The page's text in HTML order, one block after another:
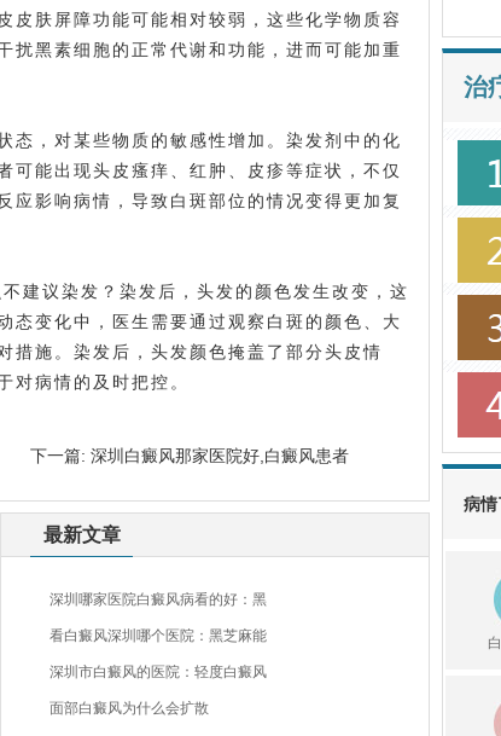
皮肤屏障功能可能相对较弱，这些化学物质容
扰黑素细胞的正常代谢和功能，进而可能加重
，对某些物质的敏感性增加。染发剂中的化
可能出现头皮瘙痒、红肿、皮疹等症状，不仅
应影响病情，导致白斑部位的情况变得更加复
不建议染发？染发后，头发的颜色发生改变，这
态变化中，医生需要通过观察白斑的颜色、大
措施。染发后，头发颜色掩盖了部分头皮情
对病情的及时把控。
下一篇: 深圳白癜风那家医院好,白癜风患者
最新文章
深圳哪家医院白癜风病看的好：黑
看白癜风深圳哪个医院：黑芝麻能
深圳市白癜风的医院：轻度白癜风
面部白癜风为什么会扩散
治
病情